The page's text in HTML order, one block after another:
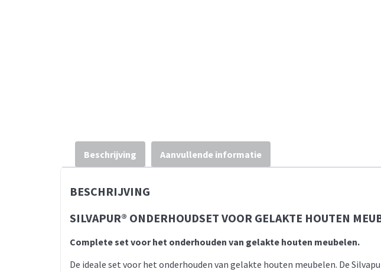
Beschrijving Aanvullende informatie
BESCHRIJVING
SILVAPUR® ONDERHOUDSET VOOR GELAKTE HOUTEN
Complete set voor het onderhouden van gelakte houten meubelen.
De ideale set voor het onderhouden van gelakte houten meubelen. De